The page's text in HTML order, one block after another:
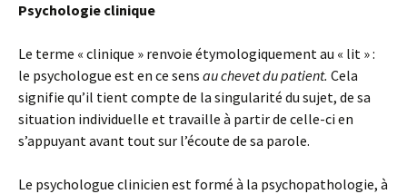
Psychologie clinique
Le terme « clinique » renvoie étymologiquement au « lit » :
le psychologue est en ce sens au chevet du patient. Cela
signifie qu’il tient compte de la singularité du sujet, de sa
situation individuelle et travaille à partir de celle-ci en
s’appuyant avant tout sur l’écoute de sa parole.
Le psychologue clinicien est formé à la psychopathologie, à